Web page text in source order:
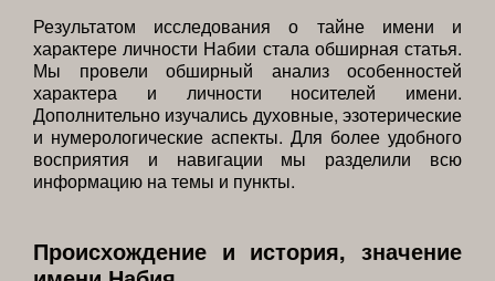
Результатом исследования о тайне имени и
характере личности Набии стала обширная статья.
Мы провели обширный анализ особенностей
характера и личности носителей имени.
Дополнительно изучались духовные, эзотерические
и нумерологические аспекты. Для более удобного
восприятия и навигации мы разделили всю
информацию на темы и пункты.
Происхождение и история, значение